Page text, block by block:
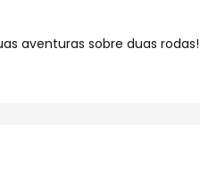
aventuras sobre duas rodas!